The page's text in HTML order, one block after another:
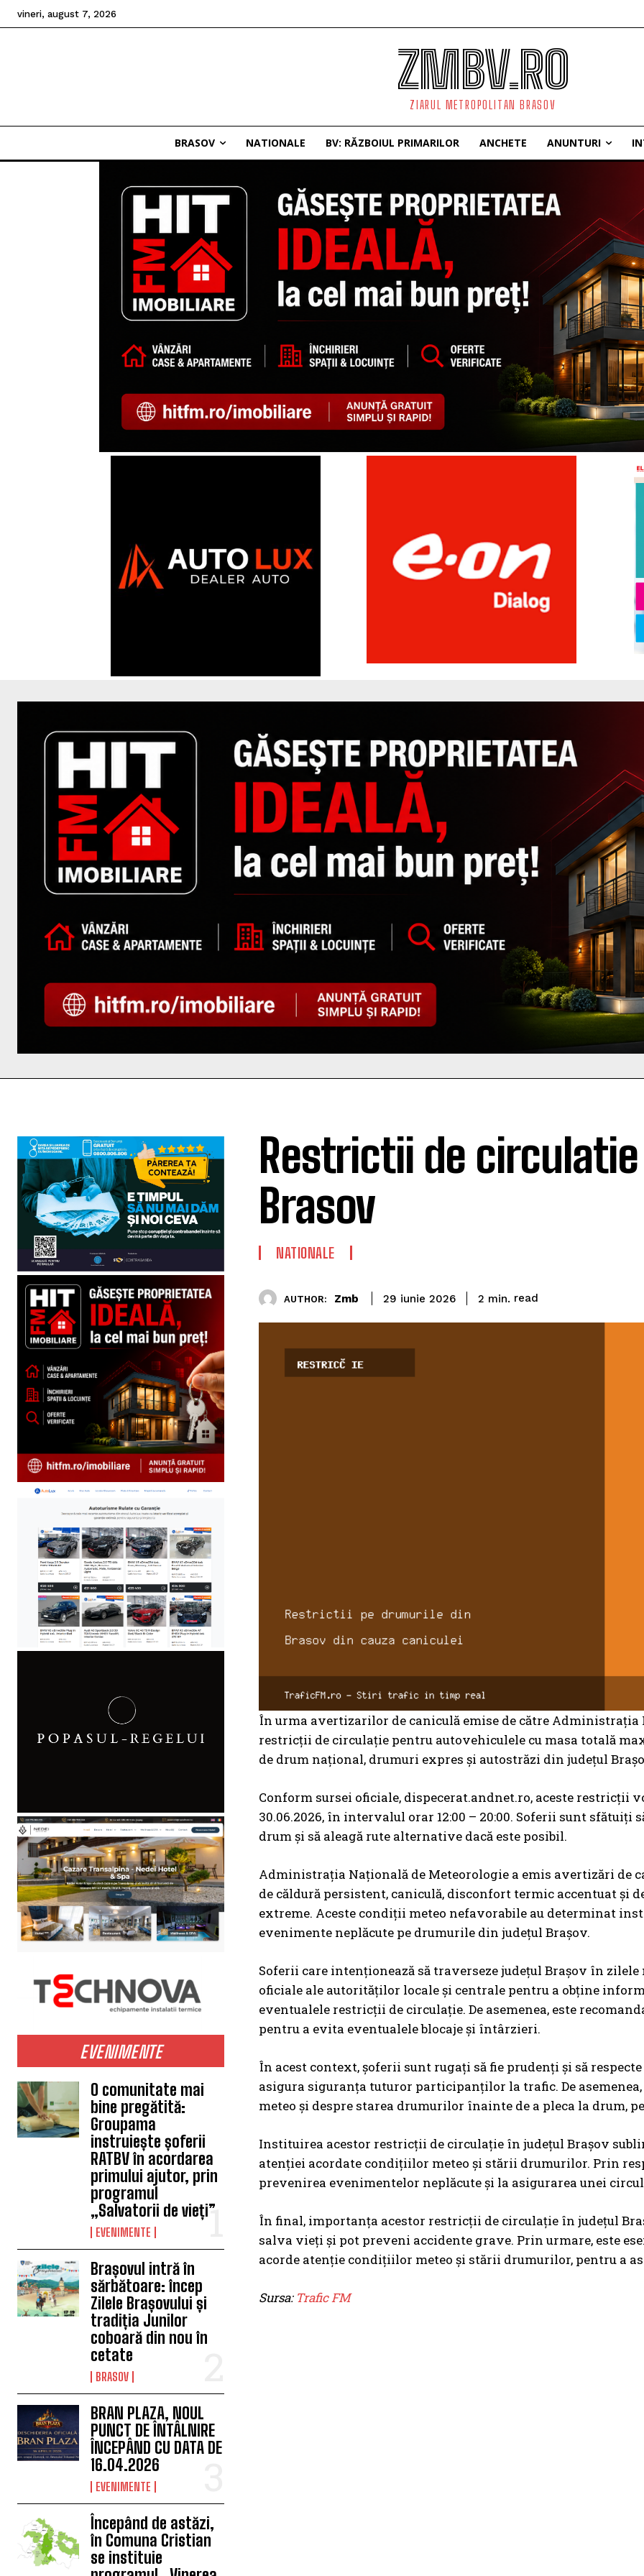
vineri, august 7, 2026
ZMBV.RO
ZIARUL METROPOLITAN BRASOV
BRASOV NATIONALE BV: RĂZBOIUL PRIMARILOR ANCHETE ANUNTURI
EVENIMENTE
O comunitate mai
bine pregătită:
Groupama
instruiește șoferii
RATBV în acordarea
primului ajutor, prin
programul
„Salvatorii de vieți”
EVENIMENTE
Brașovul intră în
sărbătoare: încep
Zilele Brașovului și
tradiția Junilor
coboară din nou în
cetate
BRASOV
BRAN PLAZA, NOUL
PUNCT DE ÎNTÂLNIRE
ÎNCEPÂND CU DATA DE
16.04.2026
EVENIMENTE
Începând de astăzi,
în Comuna Cristian
se instituie
Restrictii de
Brasov
NATIONALE
AUTHOR: Zmb 29 iunie 2026 2 min. read
În urma avertizarilor de caniculă emise de către
restricții de circulație pentru autovehiculele cu masa totală
de drum național, drumuri expres și autostrăzi din județul
Conform sursei oficiale, dispecerat.andnet.ro, aceste restricții
30.06.2026, în intervalul orar 12:00 – 20:00. Soferii sunt
drum și să aleagă rute alternative dacă este posibil.
Administrația Națională de Meteorologie a emis avertizări de
de căldură persistent, caniculă, disconfort termic accentuat și
extreme. Aceste condiții meteo nefavorabile au determinat
evenimente neplăcute pe drumurile din județul Brașov.
Soferii care intenționează să traverseze județul Brașov în
oficiale ale autorităților locale și centrale pentru a obține
eventualele restricții de circulație. De asemenea, este
pentru a evita eventualele blocaje și întârzieri.
În acest context, șoferii sunt rugați să fie prudenți și să
asigura siguranța tuturor participanților la trafic. De
meteo și despre starea drumurilor înainte de a pleca la drum,
Instituirea acestor restricții de circulație în județul Brașov
atenției acordate condițiilor meteo și stării drumurilor. Prin
prevenirea evenimentelor neplăcute și la asigurarea unei
În final, importanța acestor restricții de circulație în județul
salva vieți și pot preveni accidente grave. Prin urmare, este
acorde atenție condițiilor meteo și stării drumurilor, pentru a
Sursa: Trafic FM